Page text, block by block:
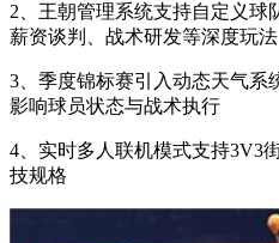
2、王朝管理系统支持自定义球
薪资谈判、战术研发等深度玩法
3、季度锦标赛引入动态天气系
影响球员状态与战术执行
4、实时多人联机模式支持3V3
技规格